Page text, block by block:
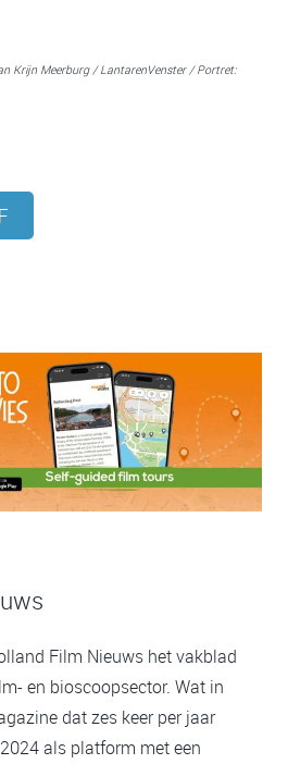
Krijn Meerburg / LantarenVenster / Portret:
Film Nieuws het vakblad
en bioscoopsector. Wat in
dat zes keer per jaar
als platform met een